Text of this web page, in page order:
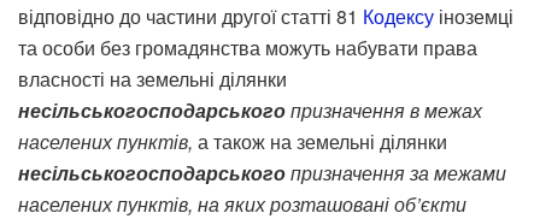
відповідно до частини другої статті 81 Кодексу іноземці
та особи без громадянства можуть набувати права
власності на земельні ділянки
несільськогосподарськогопризначення в межах
населених пунктів, а також на земельні ділянки
несільськогосподарськогопризначення за межами
населених пунктів, на яких розташовані об’єкти